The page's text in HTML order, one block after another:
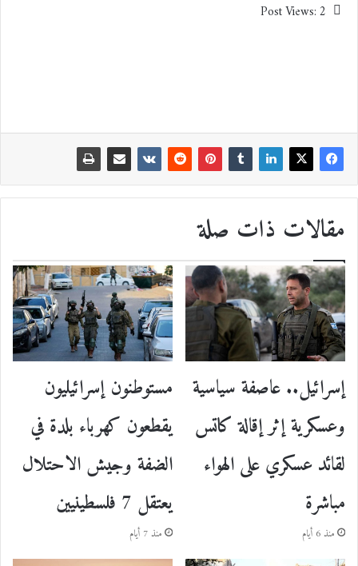
Post Views:2
مقالات ذات صلة
إسرائيل.. عاصفة سياسية
وعسكرية إثر إقالة كاتس
لقائد عسكري على الهواء
مباشرة
منذ 6 أيام
مستوطنون إسرائيليون
يقطعون كهرباء بلدة في
الضفة وجيش الاحتلال
يعتقل 7 فلسطينيين
منذ 7 أيام